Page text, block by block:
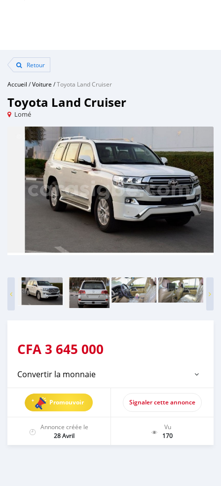
Retour
Accueil /Voiture /Toyota Land Cruiser
Toyota Land Cruiser
Lomé
CFA 3 645 000
Convertir la monnaie
Promouvoir Signaler cette annonce
Annonce créée le
28 Avril
Vu
170